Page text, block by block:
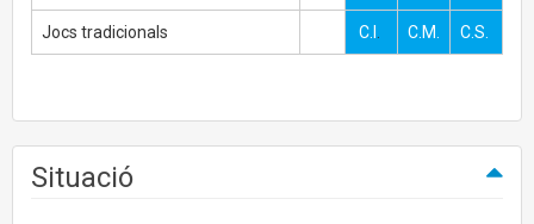
Jocs tradicionals C.I . C.M. C.S.
Situació